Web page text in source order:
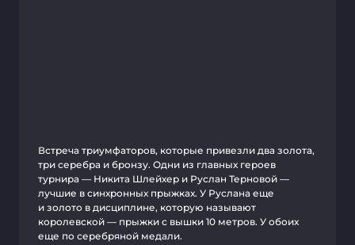
Встреча триумфаторов, которые привезли два золота,
три серебра и бронзу. Одни из главных героев
турнира — Никита Шлейхер и Руслан Терновой —
лучшие в синхронных прыжках. У Руслана еще
и золото в дисциплине, которую называют
королевской — прыжки с вышки 10 метров. У обоих
еще по серебряной медали.